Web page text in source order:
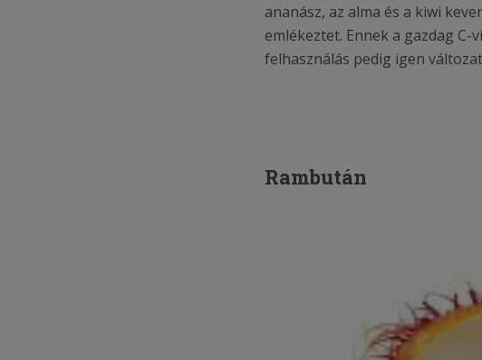
ananász, az alma és a kiwi
emlékeztet. Ennek a gazdag
felhasználás pedig igen
Rambután